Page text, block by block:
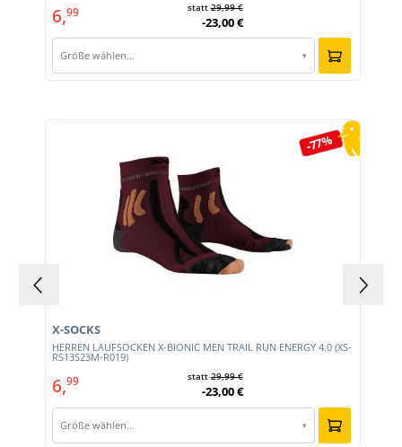
6,99 statt29,99 €
-23,00 €
Größe wählen… ▾
-77%
HERREN LAUFSOCKEN X-BIONIC MEN TRAIL RUN ENERGY 4.0 (XS-
RS13S23M-R019)
X-SOCKS
6,99 statt29,99 €
-23,00 €
Größe wählen… ▾